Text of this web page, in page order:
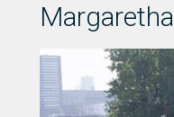
Margaretha